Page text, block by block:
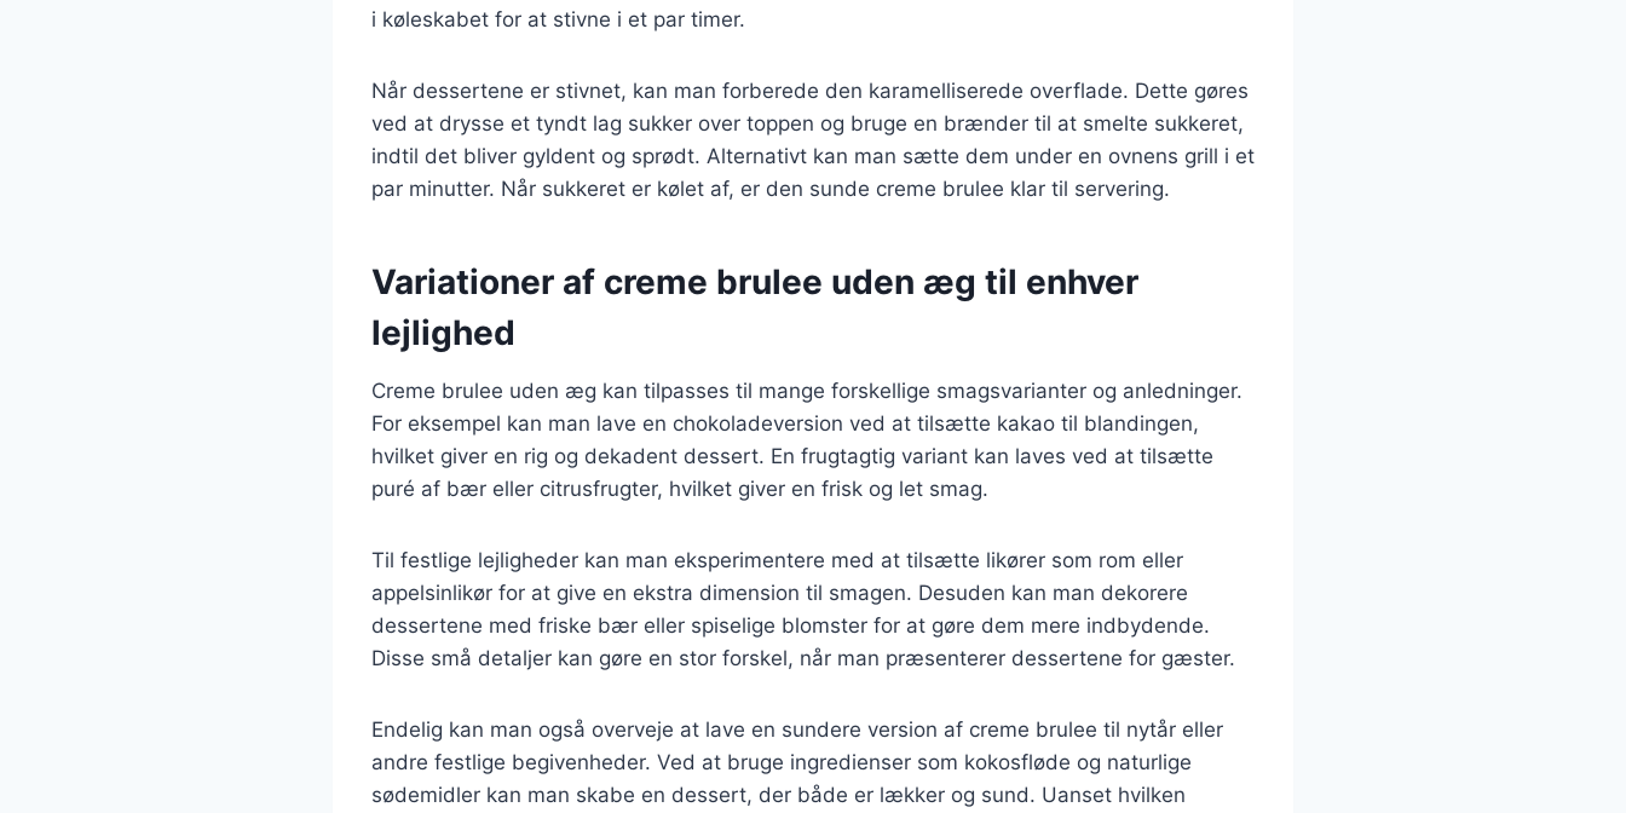
i køleskabet for at stivne i et par timer.
Når dessertene er stivnet, kan man forberede den karamelliserede overflade. Dette gøres
ved at drysse et tyndt lag sukker over toppen og bruge en brænder til at smelte sukkeret,
indtil det bliver gyldent og sprødt. Alternativt kan man sætte dem under en ovnens grill i et
par minutter. Når sukkeret er kølet af, er den sunde creme brulee klar til servering.
Variationer af creme brulee uden æg til enhver
lejlighed
Creme brulee uden æg kan tilpasses til mange forskellige smagsvarianter og anledninger.
For eksempel kan man lave en chokoladeversion ved at tilsætte kakao til blandingen,
hvilket giver en rig og dekadent dessert. En frugtagtig variant kan laves ved at tilsætte
puré af bær eller citrusfrugter, hvilket giver en frisk og let smag.
Til festlige lejligheder kan man eksperimentere med at tilsætte likører som rom eller
appelsinlikør for at give en ekstra dimension til smagen. Desuden kan man dekorere
dessertene med friske bær eller spiselige blomster for at gøre dem mere indbydende.
Disse små detaljer kan gøre en stor forskel, når man præsenterer dessertene for gæster.
Endelig kan man også overveje at lave en sundere version af creme brulee til nytår eller
andre festlige begivenheder. Ved at bruge ingredienser som kokosfløde og naturlige
sødemidler kan man skabe en dessert, der både er lækker og sund. Uanset hvilken